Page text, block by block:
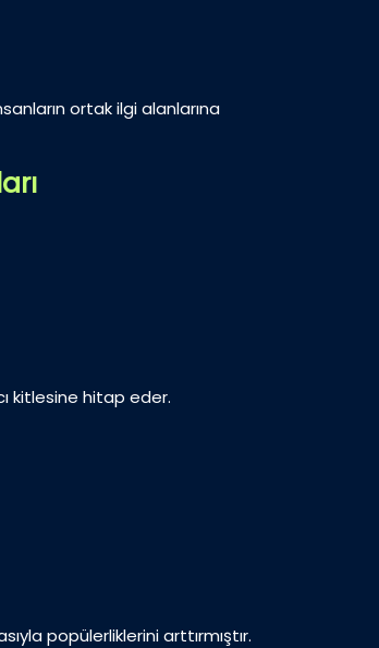
ortak ilgi alanlarına
kitlesine hitap eder.
popülerliklerini arttırmıştır.